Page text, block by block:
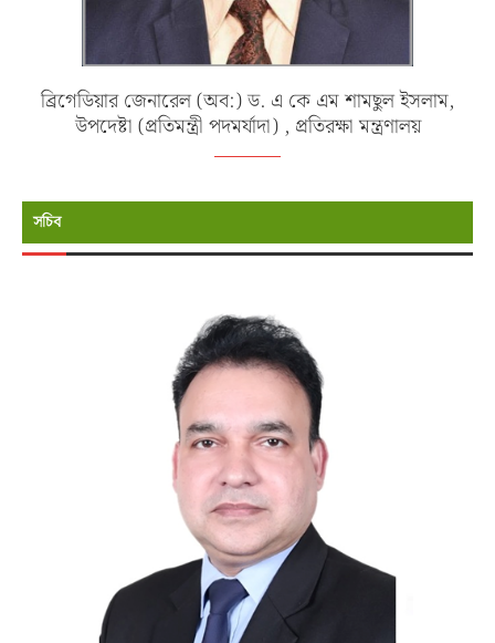
ব্রিগেডিয়ার জেনারেল (অব:) ড. এ কে এম শামছুল ইসলাম,
উপদেষ্টা (প্রতিমন্ত্রী পদমর্যাদা) , প্রতিরক্ষা মন্ত্রণালয়
সচিব